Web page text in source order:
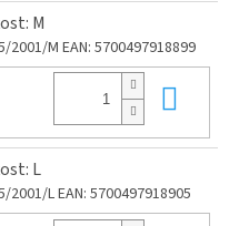
M
2001/M EAN: 5700497918899
L
2001/LEAN: 5700497918905